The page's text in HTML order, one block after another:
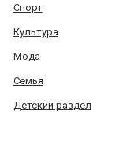
Спорт
Культура
Мода
Семья
Детский раздел